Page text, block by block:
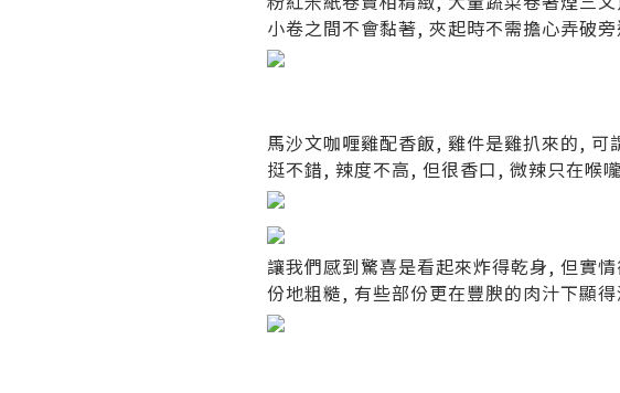
小卷之間不會黏著, 夾起時不需擔心弄破
馬沙文咖喱雞配香飯, 雞件是雞扒來的, 可
挺不錯, 辣度不高, 但很香口, 微辣只在喉
讓我們感到驚喜是看起來炸得乾身, 但實
份地粗糙, 有些部份更在豐腴的肉汁下顯